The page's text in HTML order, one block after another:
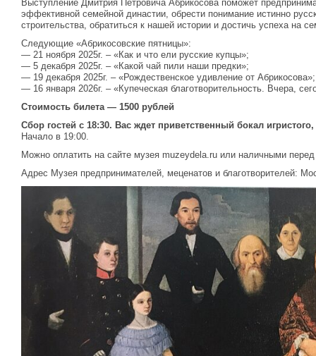
Выступление Дмитрия Петровича Абрикосова поможет
эффективной семейной династии, обрести понимание истинно
строительства, обратиться к нашей истории и достичь успеха на
Следующие «Абрикосовские пятницы»:
— 21 ноября 2025г. – «Как и что ели русские купцы»;
— 5 декабря 2025г. – «Какой чай пили наши предки»;
— 19 декабря 2025г. – «Рождественское удивление от Абрикосова»;
— 16 января 2026г. – «Купеческая благотворительность. Вчера,
Стоимость билета — 1500 рублей
Сбор гостей с 18:30. Вас ждет приветственный бокал
Начало в 19:00.
Можно оплатить на сайте музея muzeydela.ru или наличными
Адрес Музея предпринимателей, меценатов и благотворителей: